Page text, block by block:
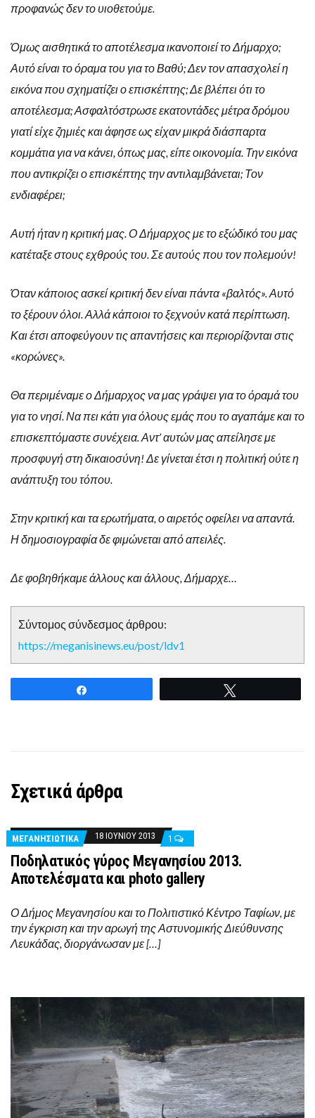
προφανώς δεν το υιοθετούμε.
Όμως αισθητικά το αποτέλεσμα ικανοποιεί το Δήμαρχο;
Αυτό είναι το όραμα του για το Βαθύ; Δεν τον απασχολεί η
εικόνα που σχηματίζει ο επισκέπτης; Δε βλέπει ότι το
αποτέλεσμα; Ασφαλτόστρωσε εκατοντάδες μέτρα δρόμου
γιατί είχε ζημιές και άφησε ως είχαν μικρά διάσπαρτα
κομμάτια για να κάνει, όπως μας, είπε οικονομία. Την εικόνα
που αντικρίζει ο επισκέπτης την αντιλαμβάνεται; Τον
ενδιαφέρει;
Αυτή ήταν η κριτική μας. Ο Δήμαρχος με το εξώδικό του μας
κατέταξε στους εχθρούς του. Σε αυτούς που τον πολεμούν!
Όταν κάποιος ασκεί κριτική δεν είναι πάντα «βαλτός». Αυτό
το ξέρουν όλοι. Αλλά κάποιοι το ξεχνούν κατά περίπτωση.
Και έτσι αποφεύγουν τις απαντήσεις και περιορίζονται στις
«κορώνες».
Θα περιμέναμε ο Δήμαρχος να μας γράψει για το όραμά του
για το νησί. Να πει κάτι για όλους εμάς που το αγαπάμε και το
επισκεπτόμαστε συνέχεια. Αντ’ αυτών μας απείλησε με
προσφυγή στη δικαιοσύνη! Δε γίνεται έτσι η πολιτική ούτε η
ανάπτυξη του τόπου.
Στην κριτική και τα ερωτήματα, ο αιρετός οφείλει να απαντά.
Η δημοσιογραφία δε φιμώνεται από απειλές.
Δε φοβηθήκαμε άλλους και άλλους, Δήμαρχε…
Σύντομος σύνδεσμος άρθρου:
https://meganisinews.eu/post/ldv1
Σχετικά άρθρα
ΜΕΓΑΝΗΣΙΩΤΙΚΑ 18 ΙΟΥΝΊΟΥ 2013 1
Ποδηλατικός γύρος Μεγανησίου 2013.
Αποτελέσματα και photo gallery
Ο Δήμος Μεγανησίου και το Πολιτιστικό Κέντρο Ταφίων, με
την έγκριση και την αρωγή της Αστυνομικής Διεύθυνσης
Λευκάδας, διοργάνωσαν με […]